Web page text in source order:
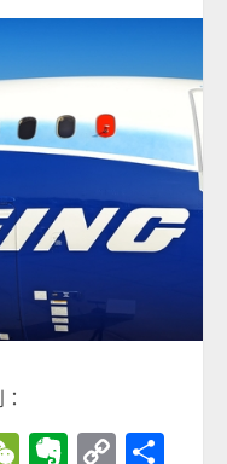
WeChat
Evernote
Copy